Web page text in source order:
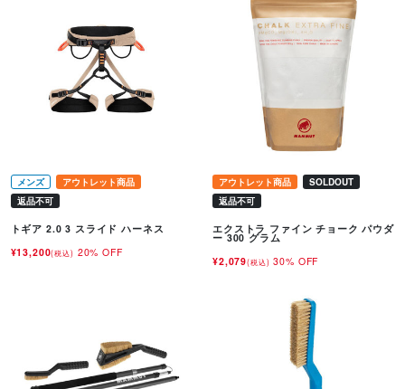
メンズ
アウトレット商品
返品不可
トギア 2.0 3 スライド ハーネス
¥13,200(税込) 20% OFF
アウトレット商品
SOLDOUT
返品不可
エクストラ ファイン チョーク パウダ
ー 300 グラム
¥2,079(税込) 30% OFF